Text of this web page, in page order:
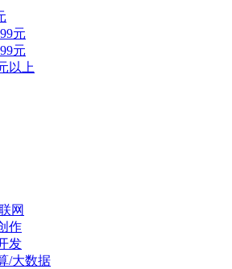
元
元
以上
网
作
发
/大数据